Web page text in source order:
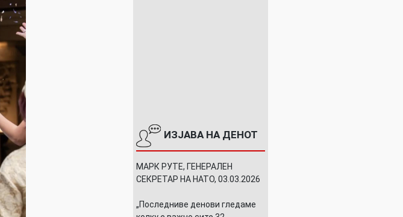
ИЗЈАВА НА ДЕНОТ
МАРК РУТЕ, ГЕНЕРАЛЕН
СЕКРЕТАР НА НАТО, 03.03.2026
„Последниве денови гледаме